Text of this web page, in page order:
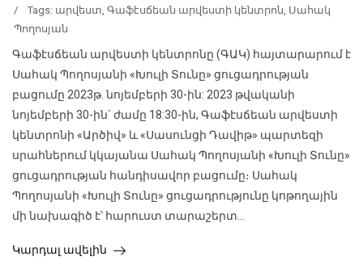
/
Tags: արվեստ Գաֆէսճեան արվեստի կենտրոն Սահակ
Պողոսյան
Գաֆէսճեան արվեստի կենտրոնը (ԳԱԿ) հայտարարում է
Սահակ Պողոսյանի «Խուլի Տունը» ցուցադրության
բացումը 2023թ. նոյեմբերի 30-ին: 2023 թվականի
նոյեմբերի 30-ին` ժամը 18:30-ին, Գաֆէսճեան արվեստի
կենտրոնի «Արծիվ» և «Սասունցի Դավիթ» պարտեզի
սրահներում կկայանա Սահակ Պողոսյանի «Խուլի Տունը»
ցուցադրության հանդիսավոր բացումը։ Սահակ
Պողոսյանի «Խուլի Տունը» ցուցադրությունը կոթողային
մի նախագիծ է՝ հարուստ տարաշերտ...
Կարդալ ավելին